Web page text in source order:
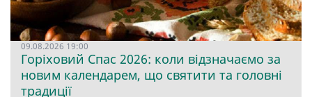
09.08.2026 19:00
Горіховий Спас 2026: коли відзначаємо за
новим календарем, що святити та головні
традиції